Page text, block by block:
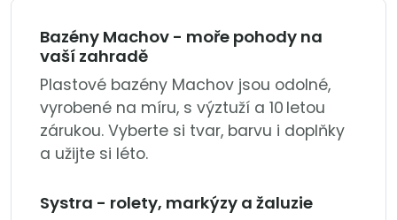
Bazény Machov - moře pohody na
vaší zahradě
Plastové bazény Machov jsou odolné,
vyrobené na míru, s výztuží a 10 letou
zárukou. Vyberte si tvar, barvu i doplňky
a užijte si léto.
Systra - rolety, markýzy a žaluzie